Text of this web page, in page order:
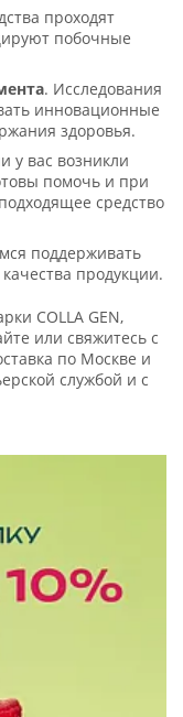
проходят
побочные
. Исследования
инновационные
здоровья.
у вас возникли
помочь и при
средство
поддерживать
продукции.
COLLA GEN,
или свяжитесь с
по Москве и
службой и с